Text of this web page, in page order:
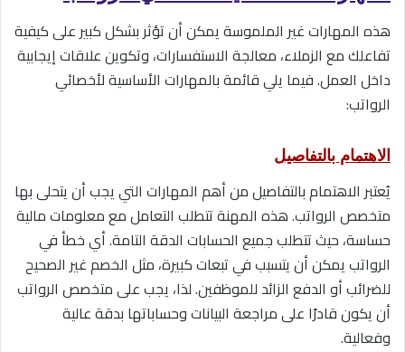
هذه المهارات غير الملموسة يمكن أن تؤثر بشكل كبير على كيفية
تفاعلك مع الزملاء، معالجة الاستفسارات، وتكوين علاقات إيجابية
داخل العمل. فيما يلي قائمة بالمهارات الأساسية لأخصائي
الرواتب:
الاهتمام بالتفاصيل
يُعتبر الاهتمام بالتفاصيل من أهم المهارات التي يجب أن يتحلى بها
متخصص الرواتب. هذه المهنة تتطلب التعامل مع معلومات مالية
حساسة، حيث تتطلب جميع الحسابات الدقة التامة. أي خطأ في
الرواتب يمكن أن يتسبب في تبعات كبيرة، مثل الخصم غير الصحيح
للضرائب أو الدفع الزائد للموظفين. لذا، يجب على متخصص الرواتب
أن يكون قادرًا على مراجعة البيانات وحساباتها بدقة عالية
وفعالية.